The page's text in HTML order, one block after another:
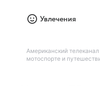
Увлечения
Американский
мотоспорте и